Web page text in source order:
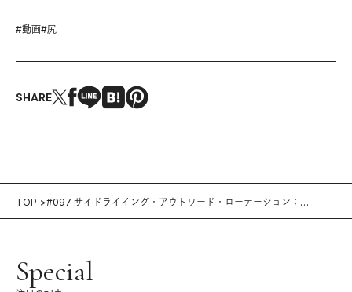
#動画#尻
SHARE
TOP
#097 サイドライイング・アウトワード・ローテーション：
Special